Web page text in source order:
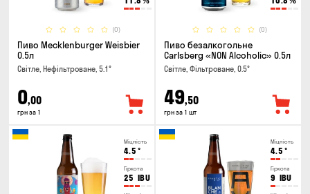
(0)
Пиво Mecklenburger Weisbier
0.5л
Світле, Нефільтроване, 5.1°
0,00
грн за 1
(0)
Пиво безалкогольне
Carlsberg «NON Alcoholic» 0.5л
Світле, Фільтроване, 0.5°
49,50
грн за 1 шт
Міцність
4.5 °
Гіркота
25 IBU
Міцність
4.5 °
Гіркота
9 IBU